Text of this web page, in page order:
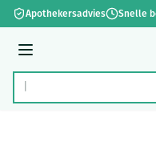
Ga naar de inhoud
Apothekersadvies Snelle
Menu
Product, merk,